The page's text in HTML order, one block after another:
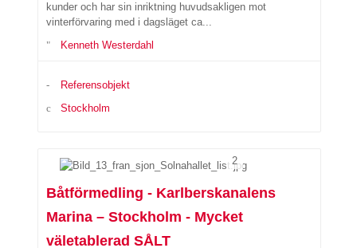
kunder och har sin inriktning huvudsakligen mot
vinterförvaring med i dagsläget ca...
Kenneth Westerdahl
Referensobjekt
Stockholm
2
Båtförmedling - Karlberskanalens
Marina – Stockholm - Mycket
väletablerad SÅLT